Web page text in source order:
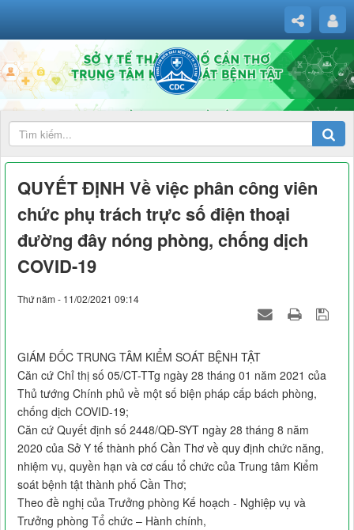
QUYẾT ĐỊNH Về việc phân công viên
chức phụ trách trực số điện thoại
đường đây nóng phòng, chống dịch
COVID-19
Thứ năm - 11/02/2021 09:14
GIÁM ĐỐC TRUNG TÂM KIỂM SOÁT BỆNH TẬT
Căn cứ Chỉ thị số 05/CT-TTg ngày 28 tháng 01 năm 2021 của
Thủ tướng Chính phủ về một số biện pháp cấp bách phòng,
chống dịch COVID-19;
Căn cứ Quyết định số 2448/QĐ-SYT ngày 28 tháng 8 năm
2020 của Sở Y tế thành phố Cần Thơ về quy định chức năng,
nhiệm vụ, quyền hạn và cơ cấu tổ chức của Trung tâm Kiểm
soát bệnh tật thành phố Cần Thơ;
Theo đề nghị của Trưởng phòng Kế hoạch - Nghiệp vụ và
Trưởng phòng Tổ chức – Hành chính,